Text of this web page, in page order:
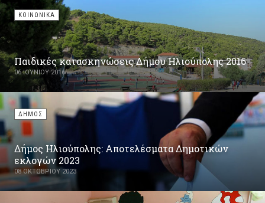
ΚΟΙΝΩΝΙΚΑ
Παιδικές κατασκηνώσεις Δήμου Ηλιούπολης 2016
06 ΙΟΥΝΊΟΥ 2016
ΔΗΜΟΣ
Δήμος Ηλιούπολης: Αποτελέσματα Δημοτικών
εκλογών 2023
08 ΟΚΤΩΒΡΊΟΥ 2023